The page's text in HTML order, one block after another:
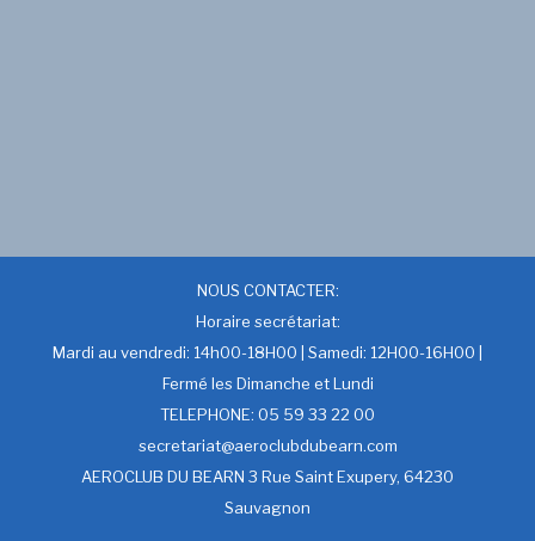
NOUS CONTACTER:
Horaire secrétariat:
Mardi au vendredi: 14h00-18H00 | Samedi: 12H00-16H00 |
Fermé les Dimanche et Lundi
TELEPHONE: 05 59 33 22 00
secretariat@aeroclubdubearn.com
AEROCLUB DU BEARN 3 Rue Saint Exupery, 64230
Sauvagnon